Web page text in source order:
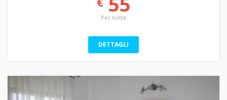
Per notte
DETTAGLI